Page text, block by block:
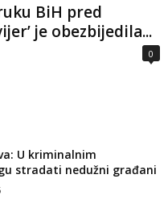
BiH pred
je obezbijedila...
0
U kriminalnim
stradati nedužni građani